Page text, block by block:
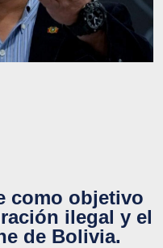
como objetivo
ilegal y el
de Bolivia.